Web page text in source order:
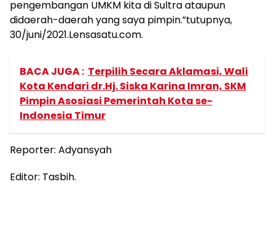
pengembangan UMKM kita di Sultra ataupun
didaerah-daerah yang saya pimpin.”tutupnya,
30/juni/2021.Lensasatu.com.
BACA JUGA : Terpilih Secara Aklamasi, Wali
Kota Kendari dr.Hj. Siska Karina Imran, SKM
Pimpin Asosiasi Pemerintah Kota se-
Indonesia Timur
Reporter: Adyansyah
Editor: Tasbih.